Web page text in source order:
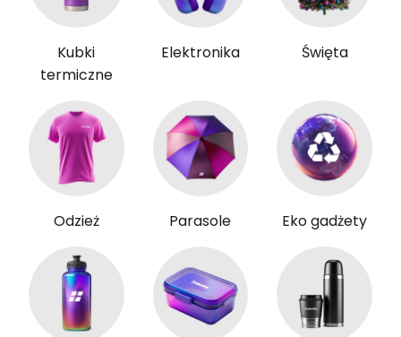
Kubki
termiczne
Elektronika Święta
Odzież Parasole Eko gadżety